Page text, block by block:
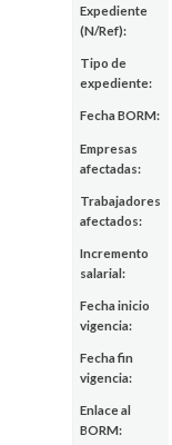
Expediente
(N/Ref):
Tipo de
expediente:
Fecha BORM:
Empresas
afectadas:
Trabajadores
afectados:
Incremento
salarial:
Fecha inicio
vigencia:
Fecha fin
vigencia:
Enlace al
BORM: